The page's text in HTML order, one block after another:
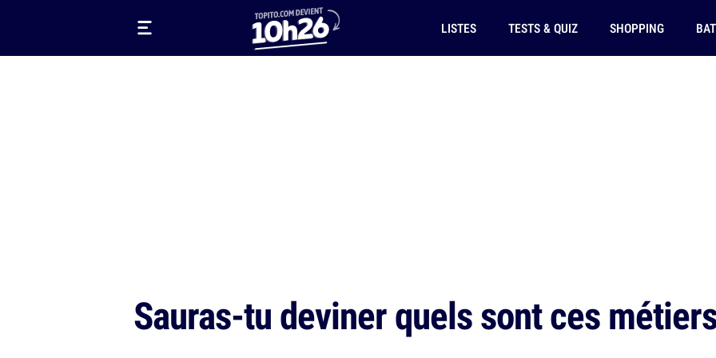
LISTES TESTS & QUIZ SHOPPING
Sauras-tu deviner quels sont ces